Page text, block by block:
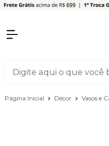
Página Inicial Décor Vasos e